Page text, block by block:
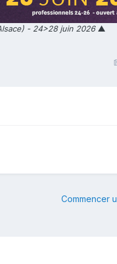
- 24>28 juin 2026▲
Commencer